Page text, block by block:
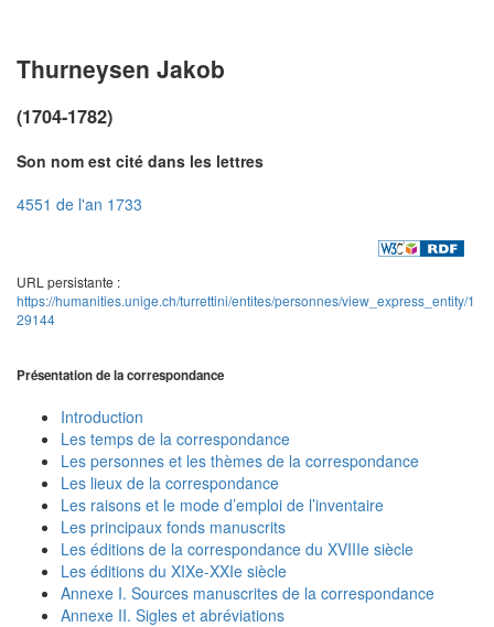
Thurneysen Jakob
(1704-1782)
Son nom est cité dans les lettres
4551 de l'an 1733
URL persistante :
https://humanities.unige.ch/turrettini/entites/personnes/view_express_entity/1
29144
Présentation de la correspondance
Introduction
Les temps de la correspondance
Les personnes et les thèmes de la correspondance
Les lieux de la correspondance
Les raisons et le mode d’emploi de l’inventaire
Les principaux fonds manuscrits
Les éditions de la correspondance du XVIIIe siècle
Les éditions du XIXe-XXIe siècle
Annexe I. Sources manuscrites de la correspondance
Annexe II. Sigles et abréviations